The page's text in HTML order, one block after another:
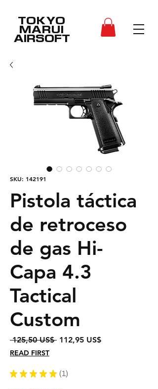
TOKYO
MARUI
AIRSOFT
SKU: 142191
Pistola táctica
de retroceso
de gas Hi-
Capa 4.3
Tactical
Custom
125,50 US$ Precio
112,95 US$Precio
READ FIRST
★ ★ ★ ★ ★ 1
1